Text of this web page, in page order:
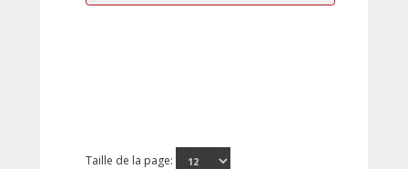
Taille de la page: